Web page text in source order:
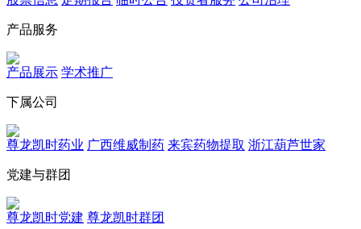
产品服务
产品展示 学术推广
下属公司
尊龙凯时药业 广西维威制药 来宾药物提取 浙江葫芦世家
党建与群团
尊龙凯时党建 尊龙凯时群团